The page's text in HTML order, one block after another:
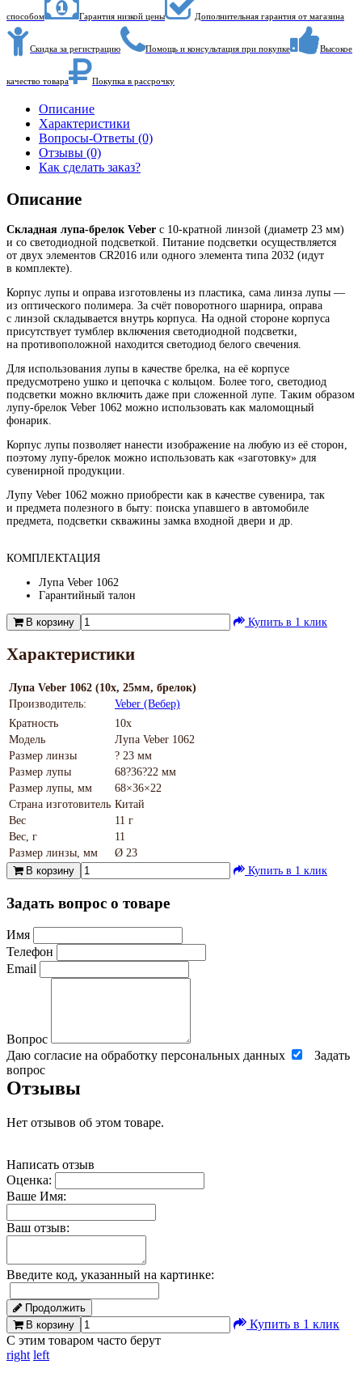
способом Гарантия низкой цены Дополнительная гарантия от магазина
Скидка за регистрацию Помощь и консультация при покупке Высокое
качество товара Покупка в рассрочку
Описание
Характеристики
Вопросы-Ответы (0)
Отзывы (0)
Как сделать заказ?
Описание
Складная лупа-брелок Veber с 10-кратной линзой (диаметр 23 мм)
и со светодиодной подсветкой. Питание подсветки осуществляется
от двух элементов CR2016 или одного элемента типа 2032 (идут
в комплекте).
Корпус лупы и оправа изготовлены из пластика, сама линза лупы —
из оптического полимера. За счёт поворотного шарнира, оправа
с линзой складывается внутрь корпуса. На одной стороне корпуса
присутствует тумблер включения светодиодной подсветки,
на противоположной находится светодиод белого свечения.
Для использования лупы в качестве брелка, на её корпусе
предусмотрено ушко и цепочка с кольцом. Более того, светодиод
подсветки можно включить даже при сложенной лупе. Таким образом
лупу-брелок Veber 1062 можно использовать как маломощный
фонарик.
Корпус лупы позволяет нанести изображение на любую из её сторон,
поэтому лупу-брелок можно использовать как «заготовку» для
сувенирной продукции.
Лупу Veber 1062 можно приобрести как в качестве сувенира, так
и предмета полезного в быту: поиска упавшего в автомобиле
предмета, подсветки скважины замка входной двери и др.
КОМПЛЕКТАЦИЯ
Лупа Veber 1062
Гарантийный талон
В корзину Купить в 1 клик
Характеристики
Лупа Veber 1062 (10х, 25мм, брелок)
Производитель:
Veber (Вебер)
Кратность
10х
Модель
Лупа Veber 1062
Размер линзы
? 23 мм
Размер лупы
68?36?22 мм
Размер лупы, мм
68×36×22
Страна изготовитель Китай
Вес
11 г
Вес, г
11
Размер линзы, мм
Ø 23
В корзину
Купить в 1 клик
Задать вопрос о товаре
Имя
Телефон
Email
Вопрос
Даю согласие на обработку персональных данных
Задать
вопрос
Отзывы
Нет отзывов об этом товаре.
Написать отзыв
Оценка:
Ваше Имя:
Ваш отзыв:
Введите код, указанный на картинке:
Продолжить
В корзину
Купить в 1 клик
С этим товаром часто берут
right left